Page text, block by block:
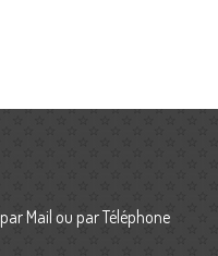
par Mail ou par Téléphone